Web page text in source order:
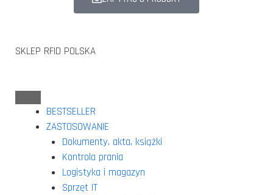
SKLEP RFID POLSKA
BESTSELLER
ZASTOSOWANIE
Dokumenty, akta, książki
Kontrola prania
Logistyka i magazyn
Sprzęt IT